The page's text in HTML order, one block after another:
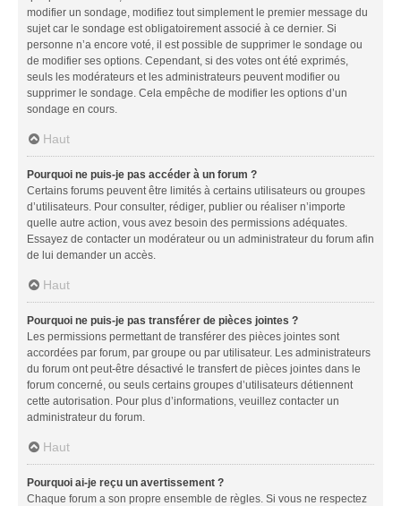
modifier un sondage, modifiez tout simplement le premier message du
sujet car le sondage est obligatoirement associé à ce dernier. Si
personne n’a encore voté, il est possible de supprimer le sondage ou
de modifier ses options. Cependant, si des votes ont été exprimés,
seuls les modérateurs et les administrateurs peuvent modifier ou
supprimer le sondage. Cela empêche de modifier les options d’un
sondage en cours.
Haut
Pourquoi ne puis-je pas accéder à un forum ?
Certains forums peuvent être limités à certains utilisateurs ou groupes
d’utilisateurs. Pour consulter, rédiger, publier ou réaliser n’importe
quelle autre action, vous avez besoin des permissions adéquates.
Essayez de contacter un modérateur ou un administrateur du forum afin
de lui demander un accès.
Haut
Pourquoi ne puis-je pas transférer de pièces jointes ?
Les permissions permettant de transférer des pièces jointes sont
accordées par forum, par groupe ou par utilisateur. Les administrateurs
du forum ont peut-être désactivé le transfert de pièces jointes dans le
forum concerné, ou seuls certains groupes d’utilisateurs détiennent
cette autorisation. Pour plus d’informations, veuillez contacter un
administrateur du forum.
Haut
Pourquoi ai-je reçu un avertissement ?
Chaque forum a son propre ensemble de règles. Si vous ne respectez